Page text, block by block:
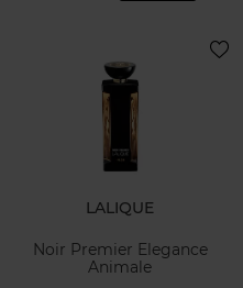
LALIQUE
Noir Premier Elegance
Animale